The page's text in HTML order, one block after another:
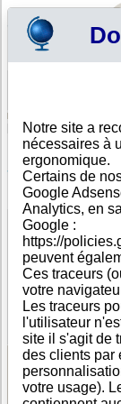
Argentine >Toutes
LARRAN
San Ramón de
FICHE
Dénomination
Adresse
Ville
San
Pays
Type
d'adresse
DUNS®
Number
Voir
Notre site a
nécessaires à
ergonomique.
Certains de
Google
Analytics, en
Google :
https://
peuvent
Ces traceurs
votre
Les traceurs
l'utilisateur
site il s'agit de
des clients par
votre usage).